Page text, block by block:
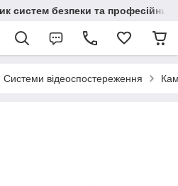
систем безпеки та професійних
Системи відеоспостереження